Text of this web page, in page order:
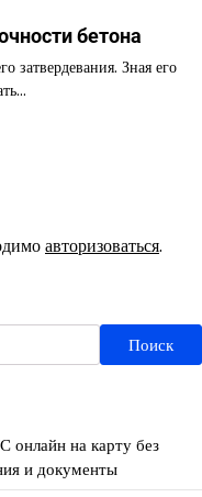
бетона
затвердевания. Зная его
авторизоваться.
Поиск
онлайн на карту без
и документы